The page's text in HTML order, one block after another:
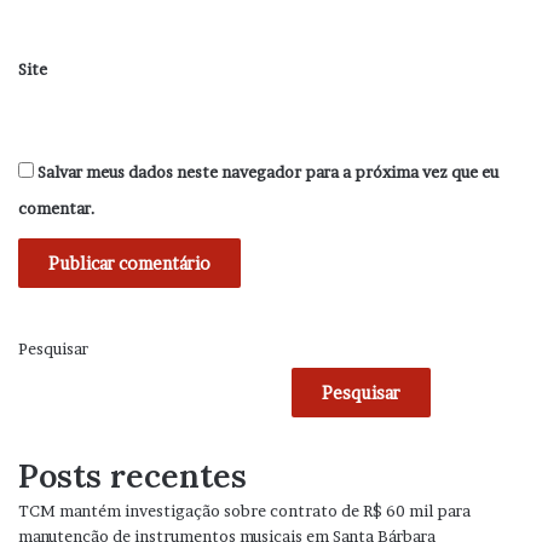
Site
Salvar meus dados neste navegador para a próxima vez que eu
comentar.
Pesquisar
Pesquisar
Posts recentes
TCM mantém investigação sobre contrato de R$ 60 mil para
manutenção de instrumentos musicais em Santa Bárbara